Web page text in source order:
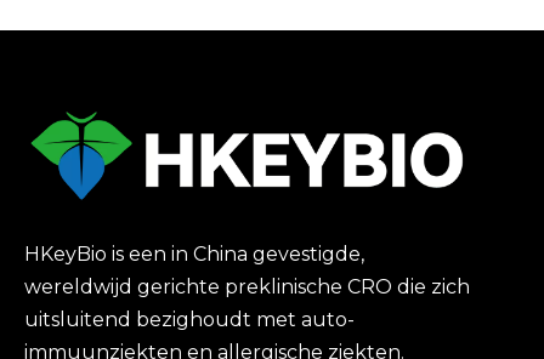
HKeyBio is een in China gevestigde,
wereldwijd gerichte preklinische CRO die zich
uitsluitend bezighoudt met auto-
immuunziekten en allergische ziekten.